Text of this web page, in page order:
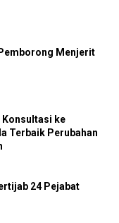
Menjerit
Konsultasi ke
Terbaik Perubahan
24 Pejabat